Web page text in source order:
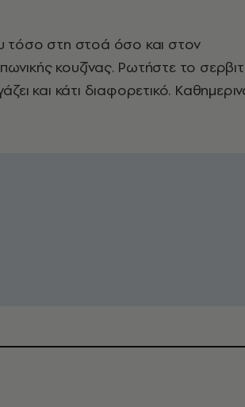
τόσο στη στοά όσο και στον
κουζίνας. Ρωτήστε το
και κάτι διαφορετικό.